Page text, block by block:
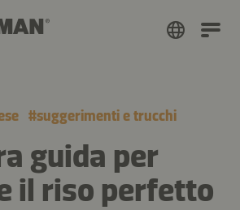
#suggerimenti e trucchi
guida per
il riso perfetto